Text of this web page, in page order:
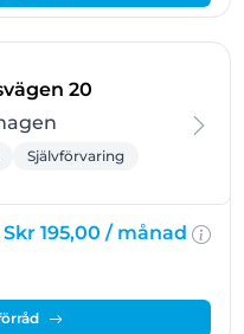
20
Självförvaring
Skr 195,00 / månad